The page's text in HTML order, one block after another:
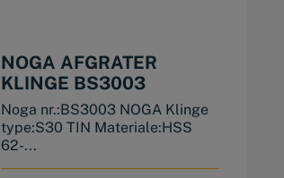
NOGA AFGRATER
KLINGE BS3003
Noga nr.:BS3003 NOGA Klinge
type:S30 TIN Materiale:HSS
62-...